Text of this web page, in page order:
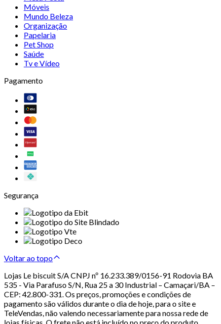
Móveis
Mundo Beleza
Organização
Papelaria
Pet Shop
Saúde
Tv e Vídeo
Pagamento
Segurança
Voltar ao topo
Lojas Le biscuit S/A CNPJ nº 16.233.389/0156-91 Rodovia BA
535 - Via Parafuso S/N, Rua 25 a 30 Industrial – Camaçari/BA –
CEP: 42.800-331. Os preços, promoções e condições de
pagamento são válidos durante o dia de hoje, para o site e
TeleVendas, não valendo necessariamente para nossa rede de